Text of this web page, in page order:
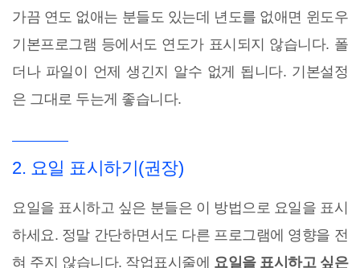
가끔 연도 없애는 분들도 있는데 년도를 없애면 윈도우
기본프로그램 등에서도 연도가 표시되지 않습니다. 폴
더나 파일이 언제 생긴지 알수 없게 됩니다. 기본설정
은 그대로 두는게 좋습니다.
2. 요일 표시하기(권장)
요일을 표시하고 싶은 분들은 이 방법으로 요일을 표시
하세요. 정말 간단하면서도 다른 프로그램에 영향을 전
혀 주지 않습니다. 작업표시줄에 요일을 표시하고 싶은